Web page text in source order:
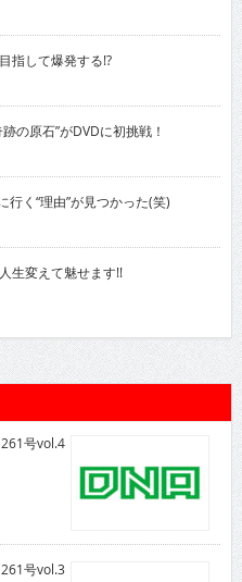
指して爆発する!?
の原石”がDVDに初挑戦！
く“理由”が見つかった(笑)
生変えて魅せます!!
号vol.4
号vol.3